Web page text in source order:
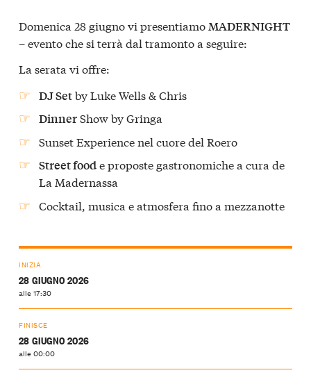
Domenica 28 giugno vi presentiamoMADERNIGHT
– evento che si terrà dal tramonto a seguire:
La serata vi offre:
DJ Setby Luke Wells & Chris
DinnerShow by Gringa
Sunset Experience nel cuore del Roero
Street foode proposte gastronomiche a cura de
La Madernassa
Cocktail, musica e atmosfera fino a mezzanotte
INIZIA
28 GIUGNO 2026
alle 17:30
FINISCE
28 GIUGNO 2026
alle 00:00